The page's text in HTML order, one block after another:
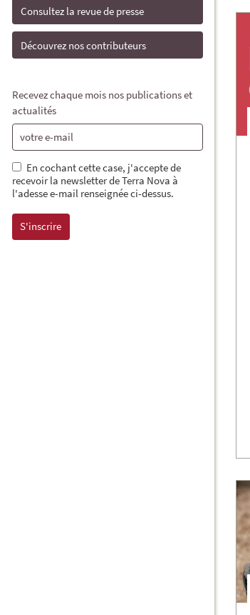
Consultez la revue de presse
Découvrez nos contributeurs
Recevez chaque mois nos publications et
actualités
En cochant cette case, j'accepte de
recevoir la newsletter de Terra Nova à
l'adesse e-mail renseignée ci-dessus.